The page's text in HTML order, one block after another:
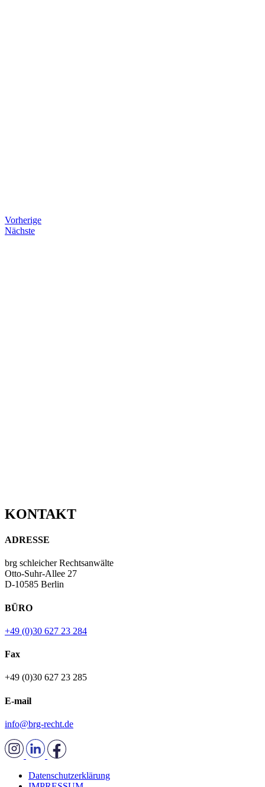
Vorherige
Nächste
KONTAKT
ADRESSE
brg schleicher Rechtsanwälte
Otto-Suhr-Allee 27
D-10585 Berlin
BÜRO
+49 (0)30 627 23 284
Fax
+49 (0)30 627 23 285
E-mail
info@brg-recht.de
Datenschutzerklärung